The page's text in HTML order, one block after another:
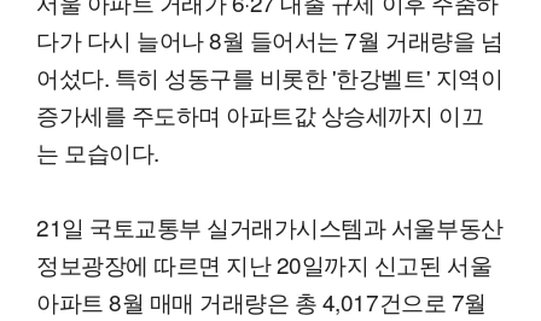
다가 다시 늘어나 8월 들어서는 7월 거래량을 넘
어섰다. 특히 성동구를 비롯한 '한강벨트' 지역이
증가세를 주도하며 아파트값 상승세까지 이끄
는 모습이다.
21일 국토교통부 실거래가시스템과 서울부동산
정보광장에 따르면 지난 20일까지 신고된 서울
아파트 8월 매매 거래량은 총 4,017건으로 7월